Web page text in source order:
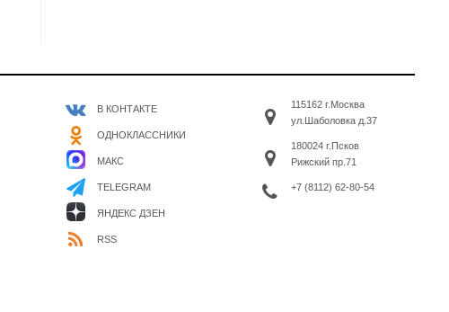
В КОНТАКТЕ
ОДНОКЛАССНИКИ
МАКС
TELEGRAM
ЯНДЕКС ДЗЕН
RSS
115162 г.Москва
ул.Шаболовка д.37
180024 г.Псков
Рижский пр.71
+7 (8112) 62-80-54